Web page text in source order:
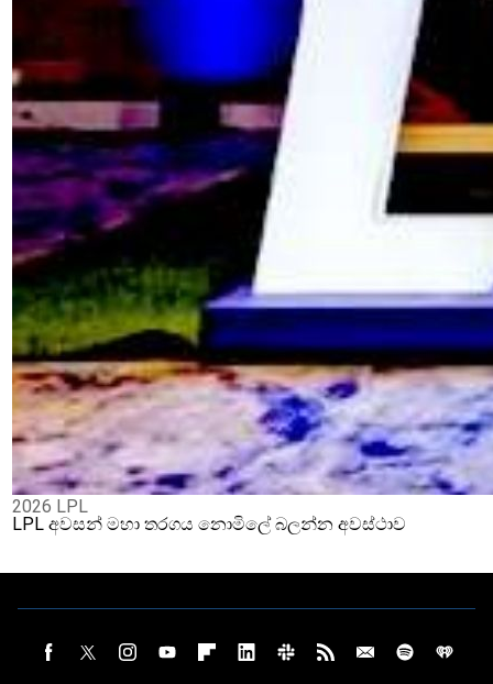
2026 LPL
LPL අවසන් මහා තරගය නොමිලේ බලන්න අවස්ථාව